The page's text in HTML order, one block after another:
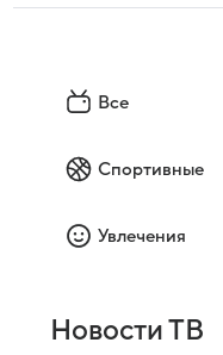
Все
Спортивные
Увлечения
Новости ТВ